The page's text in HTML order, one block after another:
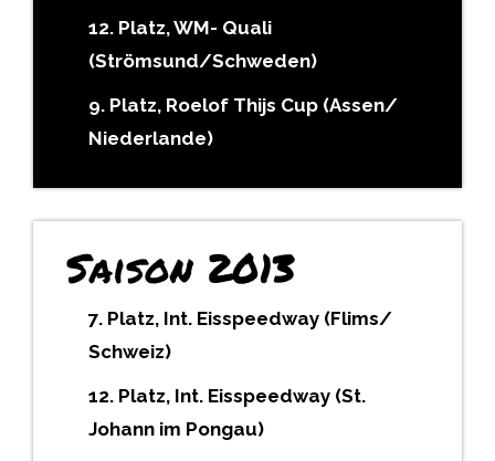
12. Platz, WM- Quali
(Strömsund/Schweden)
9. Platz, Roelof Thijs Cup (Assen/
Niederlande)
Saison 2013
7. Platz, Int. Eisspeedway (Flims/
Schweiz)
12. Platz, Int. Eisspeedway (St.
Johann im Pongau)